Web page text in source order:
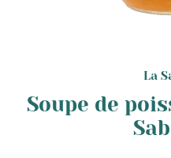
La
Soupe de